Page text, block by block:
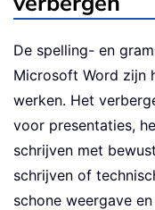
De spelling- en
Microsoft Word zijn
werken. Het
voor presentaties,
schrijven met
schrijven of
schone weergave